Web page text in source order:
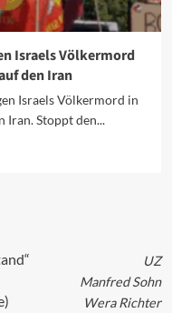
Israels Völkermord
den Iran
Israels Völkermord in
Iran. Stoppt den...
UZ
Manfred Sohn
Wera Richter